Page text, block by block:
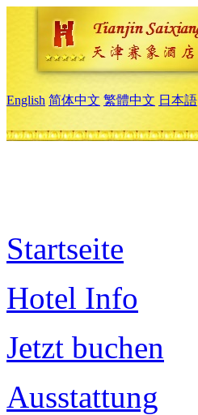
English 简体中文 繁體中文 日本語
Startseite
Hotel Info
Jetzt buchen
Ausstattung